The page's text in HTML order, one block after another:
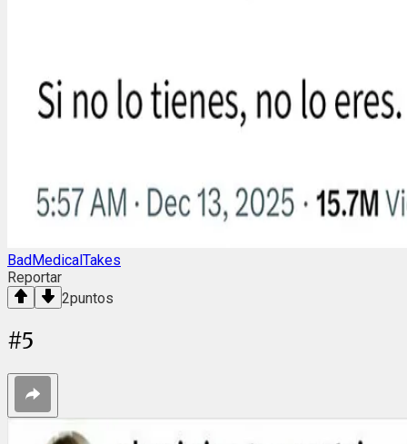
BadMedicalTakes
Reportar
2puntos
#5